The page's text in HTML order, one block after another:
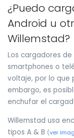
¿Puedo
Android u
Willemstad?
Los cargadores
smartphones o
voltaje, por lo que
embargo, es
enchufar el
Willemstad usa
tipos A & B (ver